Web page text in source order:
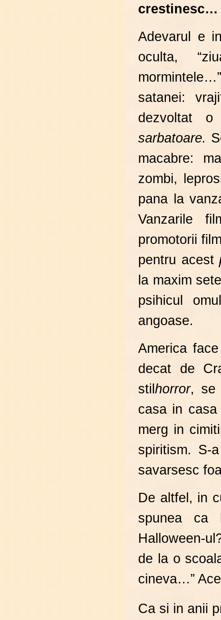
crestinesc…
Adevarul e
oculta,
satanei:
dezvoltat
sarbatoare.
macabre:
zombi,
pana la
Vanzarile
promotorii
pentru acest
la maxim
psihicul
angoase.
America
decat de
stilhorror, se
casa in
merg in
spiritism. S-
savarsesc
De altfel, in
spunea ca
Halloween-
de la o
cineva…”
Ca si in anii